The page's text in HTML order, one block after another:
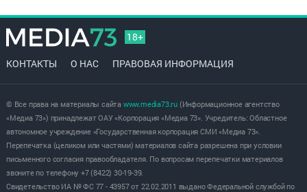
18+
КОНТАКТЫ О НАС ПРАВОВАЯ ИНФОРМАЦИЯ
© Все права на материалы сайта www.media73.ru(Информационное агентство
«Медиа 73») принадлежат ОАУ «Корпорация «Медиа 73». Учредитель: Областное
автономное учреждение «Государственная корпорация СМИ «Медиа 73».
Перепечатка (целиком или частями) материалов сайта разрешена при условии
письменного согласия правообладателя. По вопросам перепечатки материалов
звоните по телефону +7 (8422) 30-19-39.
Свидетельство ИА № ФС 77 - 43957 от 22.02.2011 выдано Федеральной службой по